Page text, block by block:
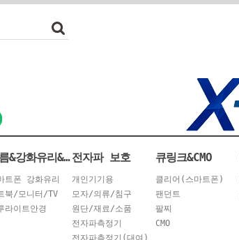
필름&강화유리&안경
트폰 강화유리
북/모니터/TV
라이트안경
전자파 보호
개인기기용
모자/의류/침구
원단/재료/소품
전자파측정기
전자파측정기(대여)
큐링크&CMO
클리어(스마트폰)
팬던트
팔찌
CMO